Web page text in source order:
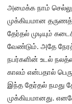
அமைக்க நாம்
முக்கியமான
தேர்தல் முடியும்
வேண்டும். அதே
நபர்களின் உடல்
காலம் என்பதால்
இந்த தேர்தல் நமது
முக்கியமானது.